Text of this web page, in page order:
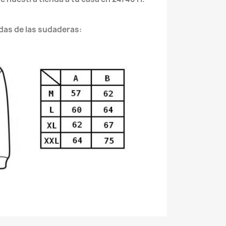
de las sudaderas: